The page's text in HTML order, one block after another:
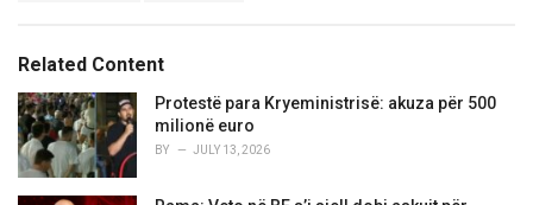
i
e
s
:
Related Content
Protestë para Kryeministrisë: akuza për 500
milionë euro
BY JULY 13, 2026